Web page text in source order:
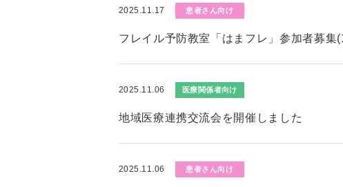
2025.11.17 患者さん向け
フレイル予防教室「はまフレ」参加者募集
2025.11.06 医療関係者向け
地域医療連携交流会を開催しました
2025.11.06 患者さん向け